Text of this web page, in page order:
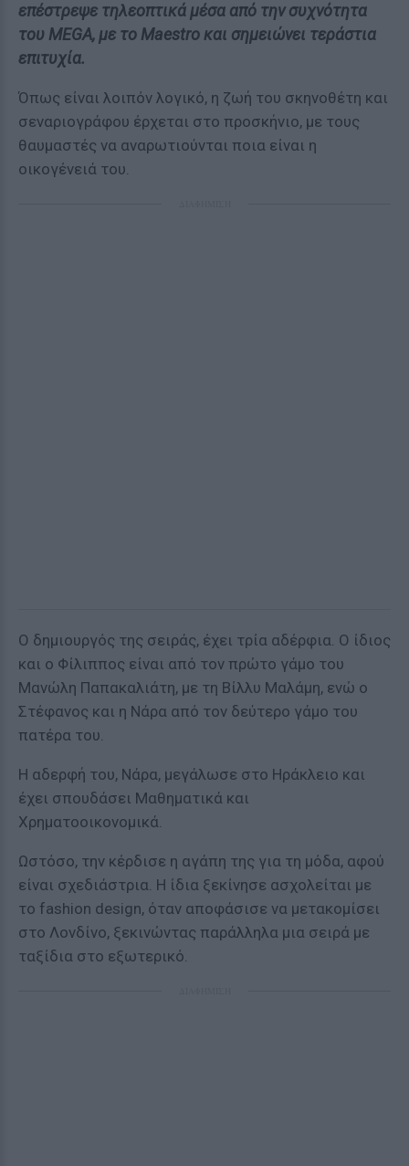
επέστρεψε τηλεοπτικά μέσα από την συχνότητα
του MEGA, με το Maestro και σημειώνει τεράστια
επιτυχία.
Όπως είναι λοιπόν λογικό, η ζωή του σκηνοθέτη και
σεναριογράφου έρχεται στο προσκήνιο, με τους
θαυμαστές να αναρωτιούνται ποια είναι η
οικογένειά του.
Ο δημιουργός της σειράς, έχει τρία αδέρφια. Ο ίδιος
και ο Φίλιππος είναι από τον πρώτο γάμο του
Μανώλη Παπακαλιάτη, με τη Βίλλυ Μαλάμη, ενώ ο
Στέφανος και η Νάρα από τον δεύτερο γάμο του
πατέρα του.
Η αδερφή του, Νάρα, μεγάλωσε στο Ηράκλειο και
έχει σπουδάσει Μαθηματικά και
Χρηματοοικονομικά.
Ωστόσο, την κέρδισε η αγάπη της για τη μόδα, αφού
είναι σχεδιάστρια. Η ίδια ξεκίνησε ασχολείται με
το fashion design, όταν αποφάσισε να μετακομίσει
στο Λονδίνο, ξεκινώντας παράλληλα μια σειρά με
ταξίδια στο εξωτερικό.